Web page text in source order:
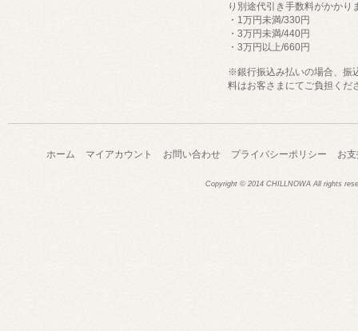
り別途代引き手数料がかかり
・1万円未満/330円
・3万円未満/440円
・3万円以上/660円
※銀行振込み払いの場合、振
料はお客さまにてご負担くだ
ホーム マイアカウント お問い合わせ プライバシーポリシー お
Copyright © 2014 CHILLNOWA All rights